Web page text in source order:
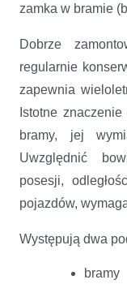
zamka w bramie
Dobrze
regularnie
zapewnia
Istotne
bramy, jej
Uwzględnić
posesji,
pojazdów,
Występują dwa